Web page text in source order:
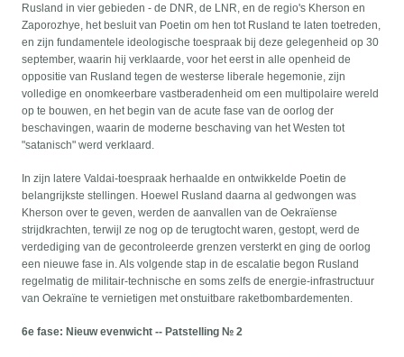
Rusland in vier gebieden - de DNR, de LNR, en de regio's Kherson en
Zaporozhye, het besluit van Poetin om hen tot Rusland te laten toetreden,
en zijn fundamentele ideologische toespraak bij deze gelegenheid op 30
september, waarin hij verklaarde, voor het eerst in alle openheid de
oppositie van Rusland tegen de westerse liberale hegemonie, zijn
volledige en onomkeerbare vastberadenheid om een multipolaire wereld
op te bouwen, en het begin van de acute fase van de oorlog der
beschavingen, waarin de moderne beschaving van het Westen tot
"satanisch" werd verklaard.
In zijn latere Valdai-toespraak herhaalde en ontwikkelde Poetin de
belangrijkste stellingen. Hoewel Rusland daarna al gedwongen was
Kherson over te geven, werden de aanvallen van de Oekraïense
strijdkrachten, terwijl ze nog op de terugtocht waren, gestopt, werd de
verdediging van de gecontroleerde grenzen versterkt en ging de oorlog
een nieuwe fase in. Als volgende stap in de escalatie begon Rusland
regelmatig de militair-technische en soms zelfs de energie-infrastructuur
van Oekraïne te vernietigen met onstuitbare raketbombardementen.
6e fase: Nieuw evenwicht -- Patstelling № 2